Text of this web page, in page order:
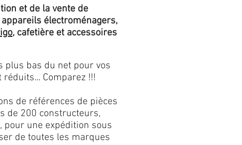
et de la vente de
électroménagers,
, cafetière et accessoires
plus bas du net pour vos
Comparez !!!
de références de pièces
de 200 constructeurs,
pour une expédition sous
de toutes les marques